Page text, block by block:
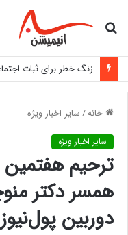
جستجو
خانه/سایر اخبار ویژه
سایر اخبار ویژه
ترحیم
همسر دکتر
دوربین